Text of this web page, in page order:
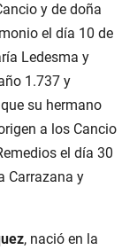
y de doña
el día 10 de
Ledesma y
1.737 y
su hermano
a los Cancio
el día 30
Carrazana y
, nació en la